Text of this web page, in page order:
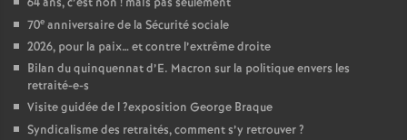
70e anniversaire de la Sécurité sociale
2026, pour la paix… et contre l’extrême droite
Bilan du quinquennat d’E. Macron sur la politique envers les
retraité-e-s
Visite guidée de l?exposition George Braque
Syndicalisme des retraités, comment s’y retrouver?